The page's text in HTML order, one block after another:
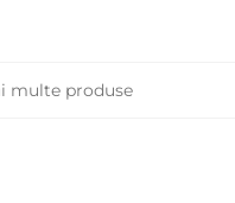
multe produse